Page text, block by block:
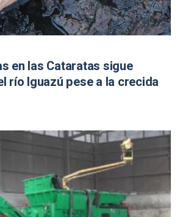
en las Cataratas sigue
río Iguazú pese a la crecida